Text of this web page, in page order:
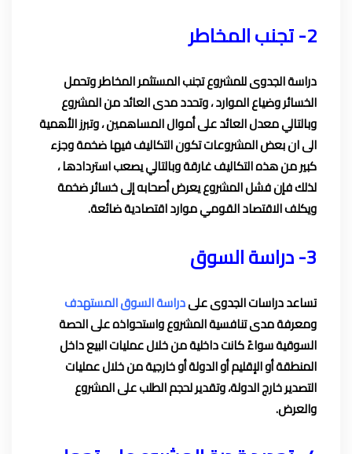
2- تجنب المخاطر
دراسة الجدوى للمشروع تجنب المستثمر المخاطر وتحمل
الخسائر وضياع الموارد ، وتحدد مدى العائد من المشروع
وبالتالي معدل العائد على أموال المساهمين ، وتبرز الأهمية
الى ان بعض المشروعات تكون التكاليف فيها ضخمة وجزء
كبير من هذه التكاليف غارقة وبالتالي يصعب استردادها ،
لذلك فإن فشل المشروع يعرض أصحابه إلى خسائر ضخمة
ويكلف الاقتصاد القومي موارد اقتصادية ضائعة.
3- دراسة السوق
تساعد دراسات الجدوى علىدراسة السوق المستهدف
ومعرفة مدى تنافسية المشروع واستحواذه على الحصة
السوقية سواءً كانت داخلية من خلال عمليات البيع داخل
المنطقة أو الإقليم أو الدولة أو خارجية من خلال عمليات
التصدير خارج الدولة، وتقدير لحجم الطلب على المشروع
والعرض.